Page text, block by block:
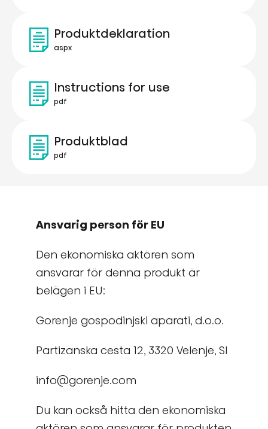
Produktdeklaration
aspx
Instructions for use
pdf
Produktblad
pdf
Ansvarig person för EU
Den ekonomiska aktören som
ansvarar för denna produkt är
belägen i EU:
Gorenje gospodinjski aparati, d.o.o.
Partizanska cesta 12, 3320 Velenje, SI
info@gorenje.com
Du kan också hitta den ekonomiska